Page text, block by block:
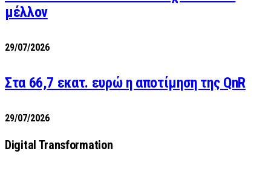
μέλλον
29/07/2026
Στα 66,7 εκατ. ευρώ η αποτίμηση της QnR
29/07/2026
Digital Transformation